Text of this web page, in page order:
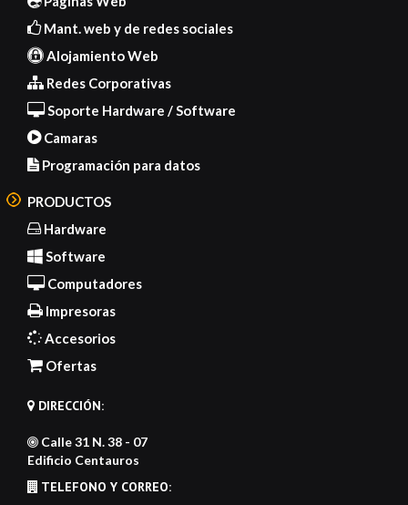
Mant. web y de redes sociales
Alojamiento Web
Redes Corporativas
Soporte Hardware / Software
Camaras
Programación para datos
PRODUCTOS
Hardware
Software
Computadores
Impresoras
Accesorios
Ofertas
DIRECCIÓN:
Calle 31 N. 38 - 07
Edificio Centauros
TELEFONO Y CORREO: